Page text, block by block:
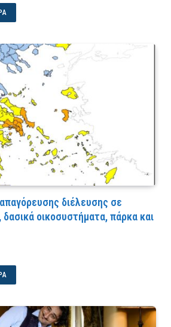
διέλευσης σε
δασικά οικοσυστήματα, πάρκα και